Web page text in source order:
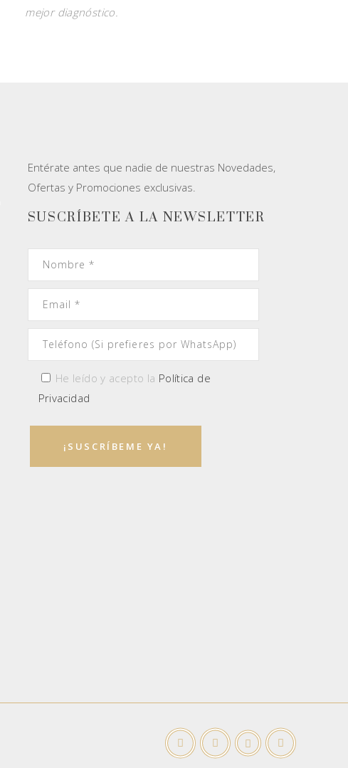
mejor diagnóstico.
Entérate antes que nadie de nuestras Novedades,
Ofertas y Promociones exclusivas.
SUSCRÍBETE A LA NEWSLETTER
He leído y acepto la Política de
Privacidad